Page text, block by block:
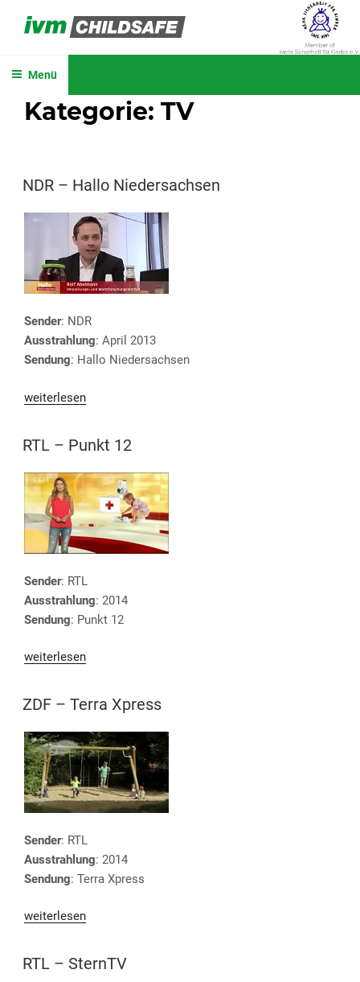
Inhalt
IVM CHILDSAFE
Menü
Kategorie: TV
VERÖFFENTLICHT
AM
NDR – Hallo Niedersachsen
Sender: NDR
Ausstrahlung: April 2013
Sendung: Hallo Niedersachsen
„NDR
Niedersachsen“
weiterlesen
VERÖFFENTLICHT
AM
RTL – Punkt 12
Sender: RTL
Ausstrahlung: 2014
Sendung: Punkt 12
„RTL
12“
weiterlesen
VERÖFFENTLICHT
AM
ZDF – Terra Xpress
Sender: RTL
Ausstrahlung: 2014
Sendung: Terra Xpress
„ZDF
Xpress“
weiterlesen
VERÖFFENTLICHT
AM
RTL – SternTV